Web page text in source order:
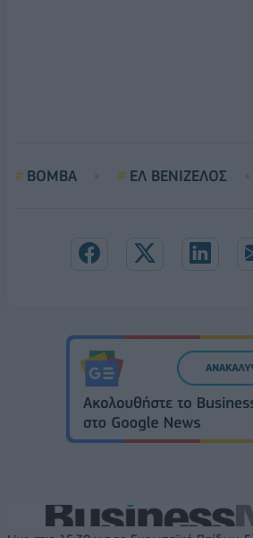
ΒΟΜΒΑ ΕΛ ΒΕΝΙΖΕΛΟΣ